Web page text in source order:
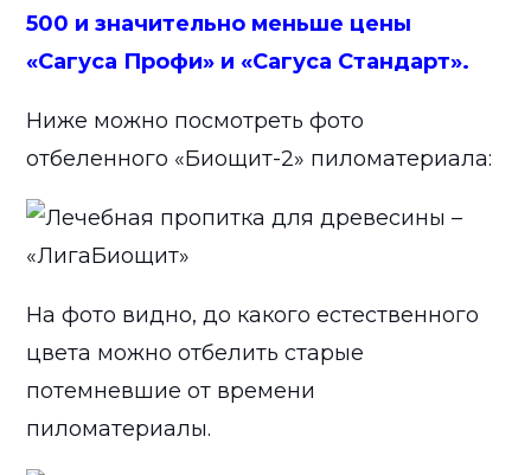
500 и значительно меньше цены
«Сагуса Профи» и «Сагуса Стандарт».
Ниже можно посмотреть фото
отбеленного «Биощит-2» пиломатериала:
На фото видно, до какого естественного
цвета можно отбелить старые
потемневшие от времени
пиломатериалы.